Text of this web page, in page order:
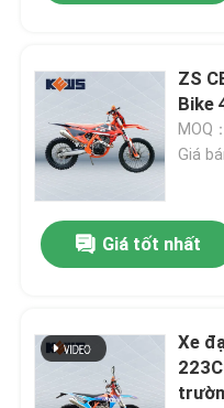
Về chúng tôi
Tham quan nhà máy
Kiểm soát chất lượng
Blog
ZS
Bike
MOQ
Giá
Giá tốt nhất
Xe